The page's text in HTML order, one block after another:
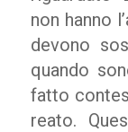
non hanno
devono
quando
fatto
reato.